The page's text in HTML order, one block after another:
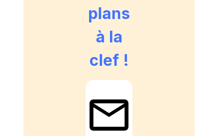
plans
à la
clef !